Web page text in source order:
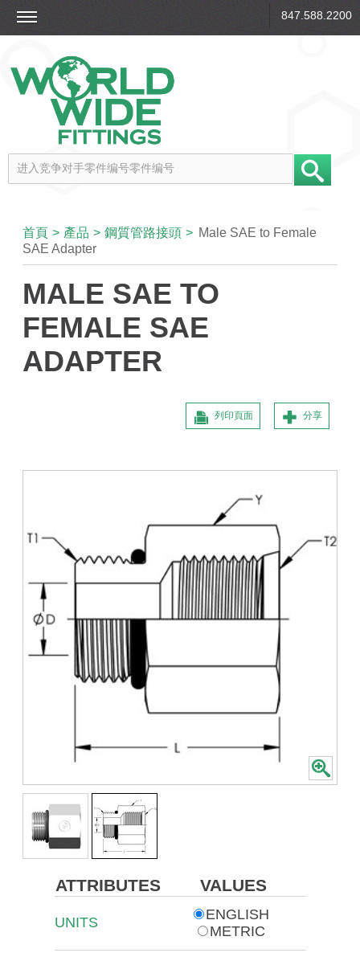
847.588.2200
首頁 > 產品 > 鋼質管路接頭 > Male SAE to Female
SAE Adapter
MALE SAE TO
FEMALE SAE
ADAPTER
分享
列印頁面
ATTRIBUTES VALUES
UNITS
ENGLISH
METRIC